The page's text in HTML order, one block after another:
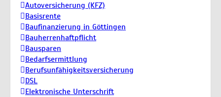
Autoversicherung (KFZ)
Basisrente
Baufinanzierung in Göttingen
Bauherrenhaftpflicht
Bausparen
Bedarfsermittlung
Berufs­unfähigkeitsversicherung
DSL
Elektronische Unterschrift